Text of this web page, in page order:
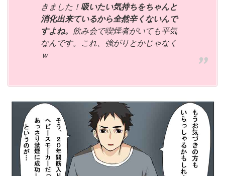
きました！ 吸いたい気持ちをちゃんと
消化出来ているから全然辛くないんで
すよね。
飲み会で喫煙者がいても平気
なんです。これ、強がりとかじゃなく
ｗ